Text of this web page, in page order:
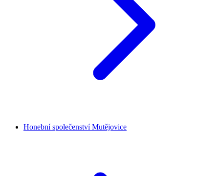
Honební společenství Mutějovice